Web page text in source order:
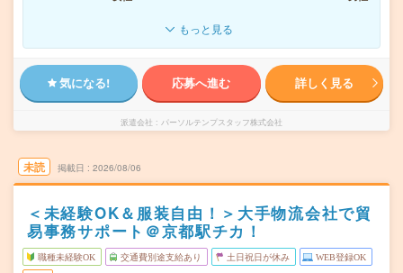
もっと見る
気になる! 応募へ進む 詳しく見る
派遣会社 パーソルテンプスタッフ株式会社
未読 掲載日 2026/08/06
＜未経験OK＆服装自由！＞大手物流会社で貿
易事務サポート＠京都駅チカ！
職種未経験OK 交通費別途支給あり 土日祝日が休み WEB登録OK